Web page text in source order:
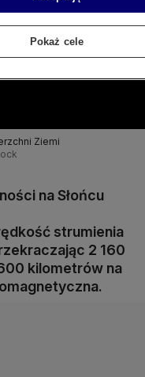
Ziemi
na Słońcu
strumienia
2 160
kilometrów na
Pokaż cele